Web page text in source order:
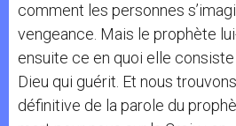
comment les personnes
vengeance. Mais le prophète
ensuite ce en quoi elle
Dieu qui guérit. Et nous
définitive de la parole du